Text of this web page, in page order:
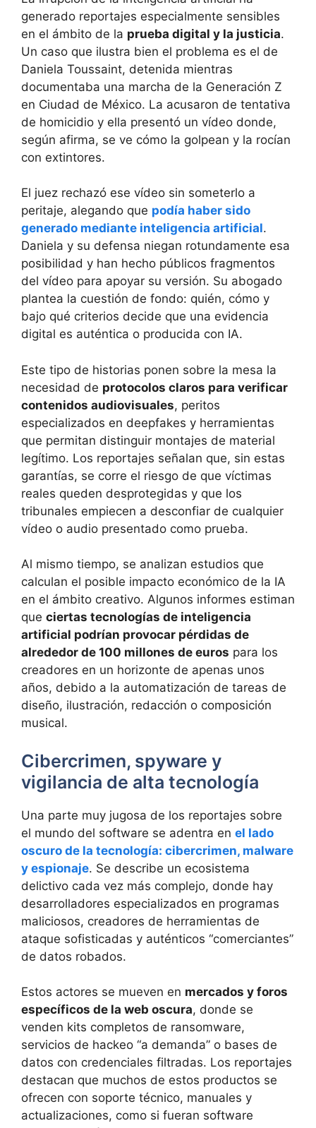
generado reportajes especialmente sensibles
en el ámbito de la prueba digital y la justicia.
Un caso que ilustra bien el problema es el de
Daniela Toussaint, detenida mientras
documentaba una marcha de la Generación Z
en Ciudad de México. La acusaron de tentativa
de homicidio y ella presentó un vídeo donde,
según afirma, se ve cómo la golpean y la rocían
con extintores.
El juez rechazó ese vídeo sin someterlo a
peritaje, alegando que podía haber sido
generado mediante inteligencia artificial.
Daniela y su defensa niegan rotundamente esa
posibilidad y han hecho públicos fragmentos
del vídeo para apoyar su versión. Su abogado
plantea la cuestión de fondo: quién, cómo y
bajo qué criterios decide que una evidencia
digital es auténtica o producida con IA.
Este tipo de historias ponen sobre la mesa la
necesidad de protocolos claros para verificar
contenidos audiovisuales, peritos
especializados en deepfakes y herramientas
que permitan distinguir montajes de material
legítimo. Los reportajes señalan que, sin estas
garantías, se corre el riesgo de que víctimas
reales queden desprotegidas y que los
tribunales empiecen a desconfiar de cualquier
vídeo o audio presentado como prueba.
Al mismo tiempo, se analizan estudios que
calculan el posible impacto económico de la IA
en el ámbito creativo. Algunos informes estiman
que ciertas tecnologías de inteligencia
artificial podrían provocar pérdidas de
alrededor de 100 millones de euros para los
creadores en un horizonte de apenas unos
años, debido a la automatización de tareas de
diseño, ilustración, redacción o composición
musical.
Cibercrimen, spyware y
vigilancia de alta tecnología
Una parte muy jugosa de los reportajes sobre
el mundo del software se adentra en el lado
oscuro de la tecnología: cibercrimen, malware
y espionaje. Se describe un ecosistema
delictivo cada vez más complejo, donde hay
desarrolladores especializados en programas
maliciosos, creadores de herramientas de
ataque sofisticadas y auténticos “comerciantes”
de datos robados.
Estos actores se mueven en mercados y foros
específicos de la web oscura, donde se
venden kits completos de ransomware,
servicios de hackeo “a demanda” o bases de
datos con credenciales filtradas. Los reportajes
destacan que muchos de estos productos se
ofrecen con soporte técnico, manuales y
actualizaciones, como si fueran software